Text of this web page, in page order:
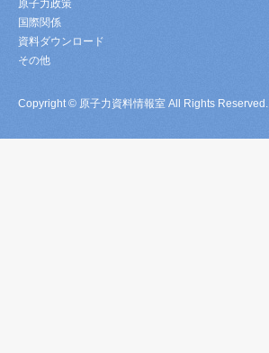
原子力政策
国際関係
資料ダウンロード
その他
Copyright © 原子力資料情報室 All Rights Reserved.